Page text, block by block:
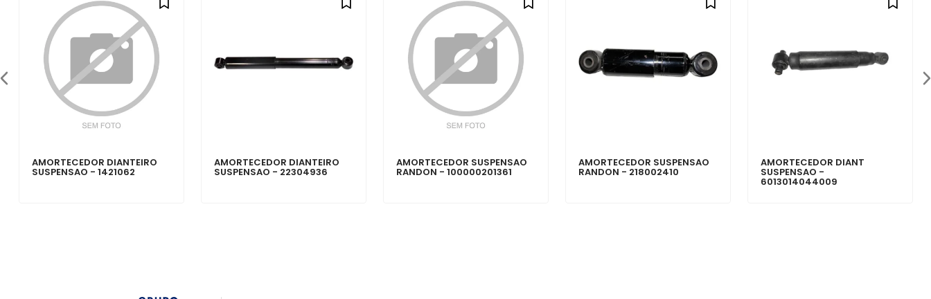
AMORTECEDOR DIANTEIRO
SUSPENSAO - 1421062
AMORTECEDOR DIANTEIRO
SUSPENSAO - 22304936
AMORTECEDOR SUSPENSAO
RANDON - 100000201361
AMORTECEDOR SUSPENSAO
RANDON - 218002410
AMORTECEDOR DIANT
SUSPENSAO -
6013014044009